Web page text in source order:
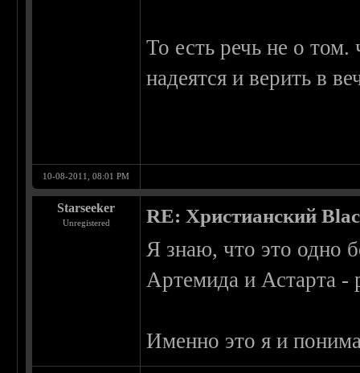
То есть речь не о
надеятся и верить в
10-08-2011, 08:01 PM
Starseeker
Unregistered RE: Христианский
Я знаю, что это одно
Артемида и Астарта -
Именно это я и